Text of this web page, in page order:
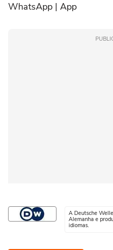
WhatsApp | App
A Deutsche
Alemanha e
idiomas.